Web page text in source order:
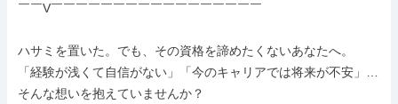
￣￣V￣￣￣￣￣￣￣￣￣￣￣￣￣￣￣￣￣
ハサミを置いた。でも、その資格を諦めたくないあなたへ。
「経験が浅くて自信がない」「今のキャリアでは将来が不安」…
そんな想いを抱えていませんか？